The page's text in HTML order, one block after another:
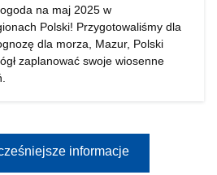
na maj 2025 w
Polski! Przygotowaliśmy dla
dla morza, Mazur, Polski
zaplanować swoje wiosenne
informacje